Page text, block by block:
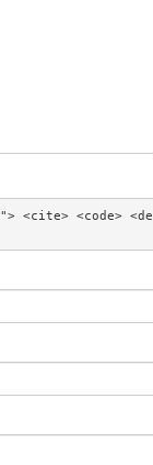
<cite> <code> <de